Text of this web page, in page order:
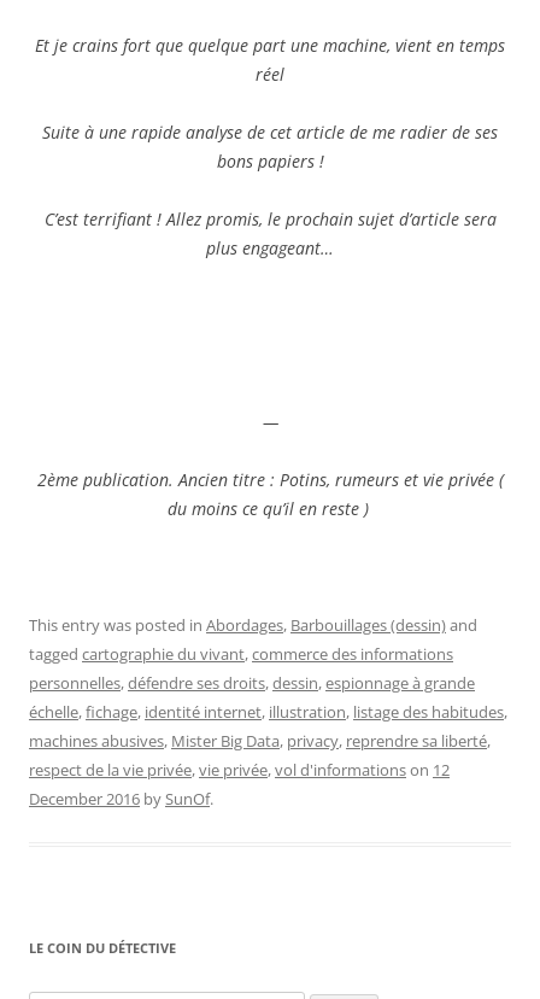
Et je crains fort que quelque part une machine, vient en temps
réel
Suite à une rapide analyse de cet article de me radier de ses
bons papiers !
C’est terrifiant ! Allez promis, le prochain sujet d’article sera
plus engageant…
—
2ème publication. Ancien titre : Potins, rumeurs et vie privée (
du moins ce qu’il en reste )
This entry was posted in Abordages, Barbouillages (dessin)and
tagged cartographie du vivant,commerce des informations
personnelles,défendre ses droits,dessin,espionnage à grande
échelle,fichage, identité internet, illustration, listage des habitudes,
machines abusives, Mister Big Data, privacy, reprendre sa liberté,
respect de la vie privée,vie privée,vol d'informationson 12
December 2016 bySunOf.
LE COIN DU DÉTECTIVE